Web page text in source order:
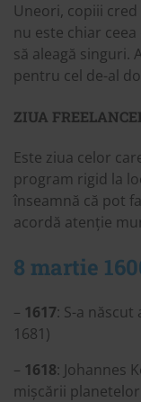
Uneori, copiii
nu este chiar
să aleagă singuri.
pentru cel de-al
ZIUA
Este ziua celor
program rigid la
înseamnă că pot
acordă atenție
8 martie
– 1617: S-a
1681)
– 1618: Johannes
mișcării planetelor